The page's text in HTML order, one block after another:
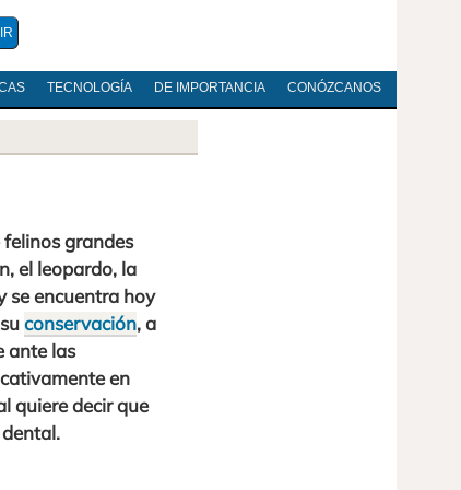
TECNOLOGÍA DE IMPORTANCIA CONÓZCANOS
felinos grandes
el leopardo, la
se encuentra hoy
conservación, a
ante las
en
quiere decir que